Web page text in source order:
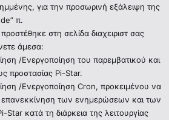
για την προσωρινή εξάλειψη της
π.
στη σελίδα διαχειριστ σας
άμεσα:
/Ενεργοποίηση του παρεμβατικού και
προστασίας Pi-Star.
/Ενεργοποίηση Cron, προκειμένου να
επανεκκίνηση των ενημερώσεων και των
Star κατά τη διάρκεια της λειτουργίας